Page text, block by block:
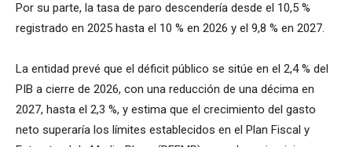
Por su parte, la tasa de paro descendería desde el 10,5 %
registrado en 2025 hasta el 10 % en 2026 y el 9,8 % en 2027.
La entidad prevé que el déficit público se sitúe en el 2,4 % del
PIB a cierre de 2026, con una reducción de una décima en
2027, hasta el 2,3 %, y estima que el crecimiento del gasto
neto superaría los límites establecidos en el Plan Fiscal y